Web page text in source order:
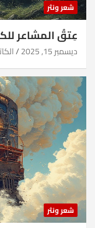
شعر ونثر
عِتقُ المشاعر
ديسمبر 15, 2025
شعر ونثر